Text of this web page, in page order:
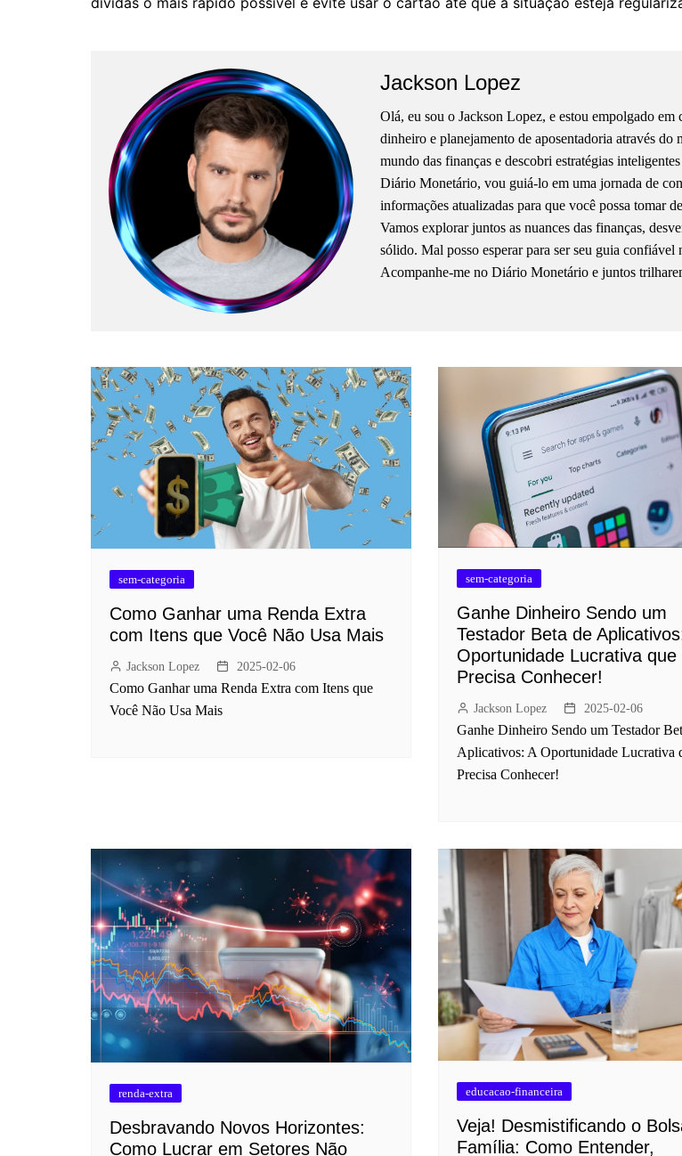
Jackson Lopez
Olá, eu sou o Jackson Lopez, e estou empolgado
dinheiro e planejamento de aposentadoria através
mundo das finanças e descobri estratégias
Diário Monetário, vou guiá-lo em uma jornada de
informações atualizadas para que você possa tomar
Vamos explorar juntos as nuances das finanças,
sólido. Mal posso esperar para ser seu guia
Acompanhe-me no Diário Monetário e juntos
sem-categoria
Como Ganhar uma Renda Extra
com Itens que Você Não Usa Mais
Jackson Lopez 2025-02-06
Como Ganhar uma Renda Extra com Itens que
Você Não Usa Mais
sem-categoria
Ganhe Dinheiro Sendo um
Testador Beta de
Oportunidade Lucrativa que
Precisa Conhecer!
Jackson Lopez 2025-02-06
Ganhe Dinheiro Sendo um Testador
Aplicativos: A Oportunidade Lucrativa
Precisa Conhecer!
renda-extra
Desbravando Novos Horizontes:
Como Lucrar em Setores Não
educacao-financeira
Veja! Desmistificando o
Família: Como Entender,